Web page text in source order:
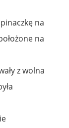
na
na
z wolna